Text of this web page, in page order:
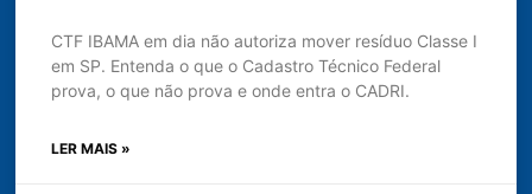
CTF IBAMA em dia não autoriza mover resíduo Classe I
em SP. Entenda o que o Cadastro Técnico Federal
prova, o que não prova e onde entra o CADRI.
LER MAIS »